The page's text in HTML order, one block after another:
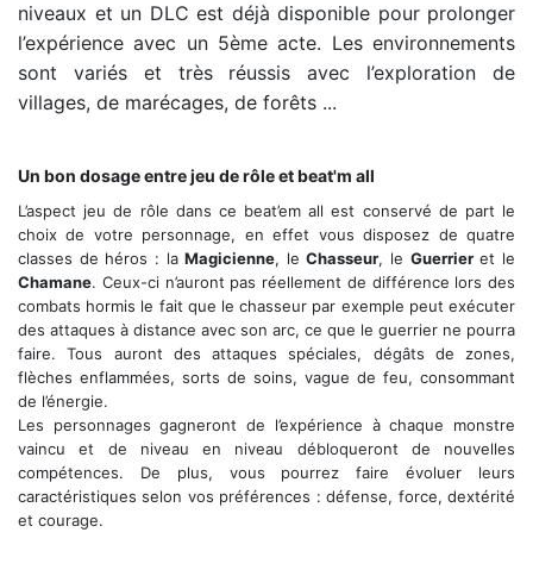
niveaux et un DLC est déjà disponible pour prolonger
l’expérience avec un 5ème acte. Les environnements
sont variés et très réussis avec l’exploration de
villages, de marécages, de forêts ...
Un bon dosage entre jeu de rôle et beat'm all
L’aspect jeu de rôle dans ce beat’em all est conservé de part le
choix de votre personnage, en effet vous disposez de quatre
classes de héros : laMagicienne, leChasseur, le Guerrieret le
Chamane. Ceux-ci n’auront pas réellement de différence lors des
combats hormis le fait que le chasseur par exemple peut exécuter
des attaques à distance avec son arc, ce que le guerrier ne pourra
faire. Tous auront des attaques spéciales, dégâts de zones,
flèches enflammées, sorts de soins, vague de feu, consommant
de l’énergie.
Les personnages gagneront de l’expérience à chaque monstre
vaincu et de niveau en niveau débloqueront de nouvelles
compétences. De plus, vous pourrez faire évoluer leurs
caractéristiques selon vos préférences : défense, force, dextérité
et courage.